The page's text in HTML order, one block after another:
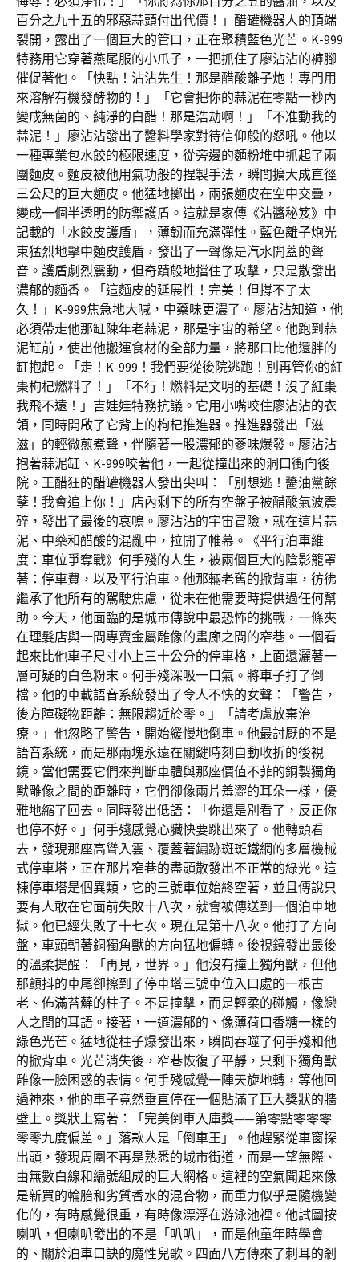
百分之九十五的邪惡蒜頭付出代價！」醋罐機器人的頂端
裂開，露出了一個巨大的管口，正在聚積藍色光芒。K-999
特務用它穿著燕尾服的小爪子，一把抓住了廖沾沾的褲腳
催促著他。「快點！沾沾先生！那是醋酸離子炮！專門用
來溶解有機發酵物的！」「它會把你的蒜泥在零點一秒內
變成無菌的、純淨的白醋！那是浩劫啊！」「不准動我的
蒜泥！」廖沾沾發出了醬料學家對待信仰般的怒吼。他以
一種專業包水餃的極限速度，從旁邊的麵粉堆中抓起了兩
團麵皮。麵皮被他用氣功般的捏製手法，瞬間擴大成直徑
三公尺的巨大麵皮。他猛地擲出，兩張麵皮在空中交疊，
變成一個半透明的防禦護盾。這就是家傳《沾醬秘笈》中
記載的「水餃皮護盾」，薄韌而充滿彈性。藍色離子炮光
束猛烈地擊中麵皮護盾，發出了一聲像是汽水開蓋的聲
音。護盾劇烈震動，但奇蹟般地擋住了攻擊，只是散發出
濃郁的麵香。「這麵皮的延展性！完美！但撐不了太
久！」K-999焦急地大喊，中藥味更濃了。廖沾沾知道，他
必須帶走他那缸陳年老蒜泥，那是宇宙的希望。他跑到蒜
泥缸前，使出他搬運食材的全部力量，將那口比他還胖的
缸抱起。「走！K-999！我們要從後院逃跑！別再管你的紅
棗枸杞燃料了！」「不行！燃料是文明的基礎！沒了紅棗
我飛不遠！」吉娃娃特務抗議。它用小嘴咬住廖沾沾的衣
領，同時開啟了它背上的枸杞推進器。推進器發出「滋
滋」的輕微煎煮聲，伴隨著一股濃郁的蔘味爆發。廖沾沾
抱著蒜泥缸、K-999咬著他，一起從撞出來的洞口衝向後
院。王醋狂的醋罐機器人發出尖叫：「別想逃！醬油黨餘
孽！我會追上你！」店內剩下的所有空盤子被醋酸氣波震
碎，發出了最後的哀鳴。廖沾沾的宇宙冒險，就在這片蒜
泥、中藥和醋酸的混亂中，拉開了帷幕。《平行泊車維
度：車位爭奪戰》何手殘的人生，被兩個巨大的陰影籠罩
著：停車費，以及平行泊車。他那輛老舊的掀背車，彷彿
繼承了他所有的駕駛焦慮，從未在他需要時提供過任何幫
助。今天，他面臨的是城市傳說中最恐怖的挑戰，一條夾
在理髮店與一間專賣金屬雕像的畫廊之間的窄巷。一個看
起來比他車子尺寸小上三十公分的停車格，上面還灑著一
層可疑的白色粉末。何手殘深吸一口氣。將車子打了倒
檔。他的車載語音系統發出了令人不快的女聲：「警告，
後方障礙物距離：無限趨近於零。」「請考慮放棄治
療。」他忽略了警告，開始緩慢地倒車。他最討厭的不是
語音系統，而是那兩塊永遠在關鍵時刻自動收折的後視
鏡。當他需要它們來判斷車體與那座價值不菲的銅製獨角
獸雕像之間的距離時，它們卻像兩片羞澀的耳朵一樣，優
雅地縮了回去。同時發出低語：「你還是別看了，反正你
也停不好。」何手殘感覺心臟快要跳出來了。他轉頭看
去，發現那座高聳入雲、覆蓋著鏽跡斑斑鐵網的多層機械
式停車塔，正在那片窄巷的盡頭散發出不正常的綠光。這
棟停車塔是個異類，它的三號車位始終空著，並且傳說只
要有人敢在它面前失敗十八次，就會被傳送到一個泊車地
獄。他已經失敗了十七次。現在是第十八次。他打了方向
盤，車頭朝著銅獨角獸的方向猛地偏轉。後視鏡發出最後
的溫柔提醒：「再見，世界。」他沒有撞上獨角獸，但他
那顫抖的車尾卻擦到了停車塔三號車位入口處的一根古
老、佈滿苔蘚的柱子。不是撞擊，而是輕柔的碰觸，像戀
人之間的耳語。接著，一道濃郁的、像薄荷口香糖一樣的
綠色光芒。猛地從柱子爆發出來，瞬間吞噬了何手殘和他
的掀背車。光芒消失後，窄巷恢復了平靜，只剩下獨角獸
雕像一臉困惑的表情。何手殘感覺一陣天旋地轉，等他回
過神來，他的車子竟然垂直停在一個貼滿了巨大獎狀的牆
壁上。獎狀上寫著：「完美倒車入庫獎——第零點零零零
零零九度偏差。」落款人是「倒車王」。他趕緊從車窗探
出頭，發現周圍不再是熟悉的城市街道，而是一望無際、
由無數白線和編號組成的巨大網格。這裡的空氣聞起來像
是新買的輪胎和劣質香水的混合物，而重力似乎是隨機變
化的，有時感覺很重，有時像漂浮在游泳池裡。他試圖按
喇叭，但喇叭發出的不是「叭叭」，而是他童年時學會
的、關於泊車口訣的魔性兒歌。四面八方傳來了刺耳的剎